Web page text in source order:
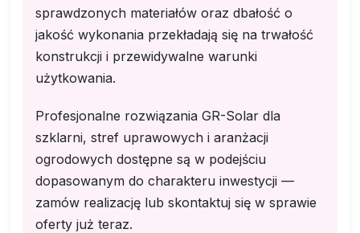
sprawdzonych materiałów oraz dbałość o
jakość wykonania przekładają się na trwałość
konstrukcji i przewidywalne warunki
użytkowania.
Profesjonalne rozwiązania GR-Solar dla
szklarni, stref uprawowych i aranżacji
ogrodowych dostępne są w podejściu
dopasowanym do charakteru inwestycji —
zamów realizację lub skontaktuj się w sprawie
oferty już teraz.